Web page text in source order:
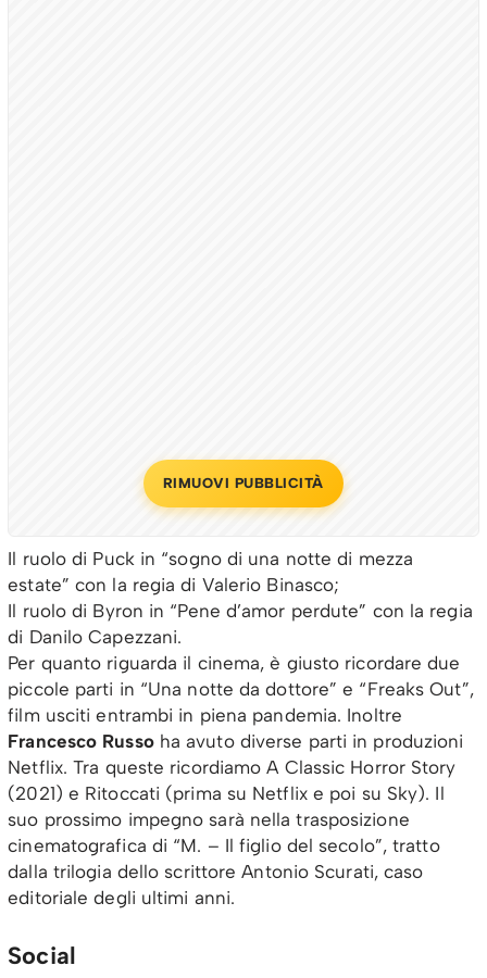
RIMUOVI PUBBLICITÀ
Il ruolo di Puck in “sogno di una notte di mezza
estate” con la regia di Valerio Binasco;
Il ruolo di Byron in “Pene d’amor perdute” con la regia
di Danilo Capezzani.
Per quanto riguarda il cinema, è giusto ricordare due
piccole parti in “Una notte da dottore” e “Freaks Out”,
film usciti entrambi in piena pandemia. Inoltre
Francesco Russoha avuto diverse parti in produzioni
Netflix. Tra queste ricordiamo A Classic Horror Story
(2021) e Ritoccati (prima su Netflix e poi su Sky). Il
suo prossimo impegno sarà nella trasposizione
cinematografica di “M. – Il figlio del secolo”, tratto
dalla trilogia dello scrittore Antonio Scurati, caso
editoriale degli ultimi anni.
Social